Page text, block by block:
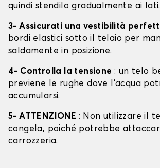
quindi stendilo gradualmente ai lati.
3- Assicurati una vestibilità
bordi elastici sotto il telaio per
saldamente in posizione.
4- Controlla la tensione : un telo
previene le rughe dove l'acqua
accumularsi.
5- ATTENZIONE : Non utilizzare il
congela, poiché potrebbe
carrozzeria.